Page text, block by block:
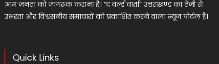
आम जनता को जागरूक कराना है। “द वर्ल्ड वार्ता” उत्तराखण्ड का तेजी से
उभरता और विश्वसनीय समाचारों को प्रकाशित करने वाला न्यूज पोर्टल है।
Quick Links